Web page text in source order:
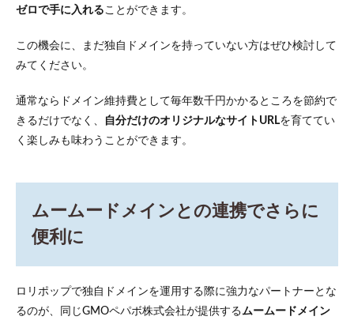
ゼロで手に入れる ことができます。
この機会に、まだ独自ドメインを持っていない方はぜひ検討して
みてください。
通常ならドメイン維持費として毎年数千円かかるところを節約で
きるだけでなく、
自分だけのオリジナルなサイトURLを育ててい
く楽しみも味わうことができます。
ムームードメインとの連携でさらに
便利に
ロリポップで独自ドメインを運用する際に強力なパートナーとな
るのが、同じGMOペパボ株式会社が提供するムームードメイン